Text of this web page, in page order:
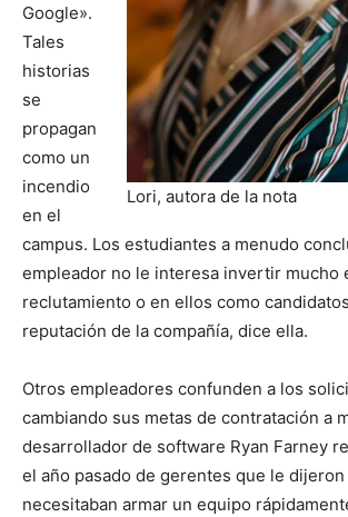
Lori, autora de la nota
Google».
Tales
historias
se
propagan
como un
incendio
en el
campus. Los estudiantes a menudo
empleador no le interesa invertir mucho
reclutamiento o en ellos como
reputación de la compañía, dice ella.
Otros empleadores confunden a los
cambiando sus metas de contratación a
desarrollador de software Ryan Farney
el año pasado de gerentes que le dijeron
necesitaban armar un equipo